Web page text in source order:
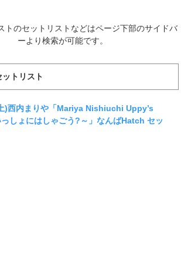
トのセットリストなどはページ下部のサイドバ
ーより検索が可能です。
トリスト
)西内まりや「Mariya Nishiuchi Uppy’s
しょにはしゃごう?～」なんばHatch セッ